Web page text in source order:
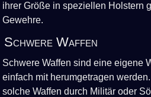
ihrer Größe in speziellen Holstern
Gewehre.
Schwere Waffen
Schwere Waffen sind eine eigene
einfach mit herumgetragen
solche Waffen durch Militär oder